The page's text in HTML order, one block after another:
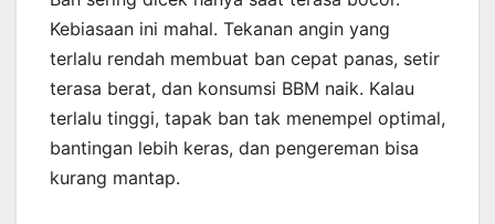
Kebiasaan ini mahal. Tekanan angin yang
terlalu rendah membuat ban cepat panas, setir
terasa berat, dan konsumsi BBM naik. Kalau
terlalu tinggi, tapak ban tak menempel optimal,
bantingan lebih keras, dan pengereman bisa
kurang mantap.